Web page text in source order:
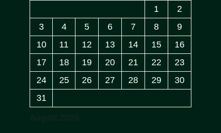
August 2026
1
2
3
4 5 6 7 8
9
10
11 12 13 14 15
16
17
18 19 20 21 22
23
24
25 26 27 28 29
30
31